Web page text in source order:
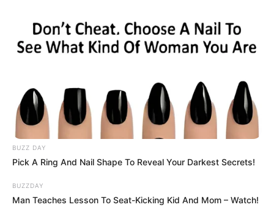
selebgram sering menarik minat para pemilik usaha baju muslim
wanita hingga mukena untuk bekerja sama dengannya.
skincare berkat wajah cantik dan kulit glowing-nya.
Dengan setiap unggahan fotonya yang memukau, tak heran jika ia
selalu mendapatkan banyaklikes yang bahkan bisa mencapai
angka puluhan ribu.
BUZZ DAY
Pick A Ring And Nail Shape To Reveal Your Darkest Secrets!
BUZZDAY
Man Teaches Lesson To Seat-Kicking Kid And Mom – Watch!